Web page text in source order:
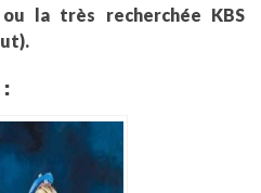
la très recherchée KBS